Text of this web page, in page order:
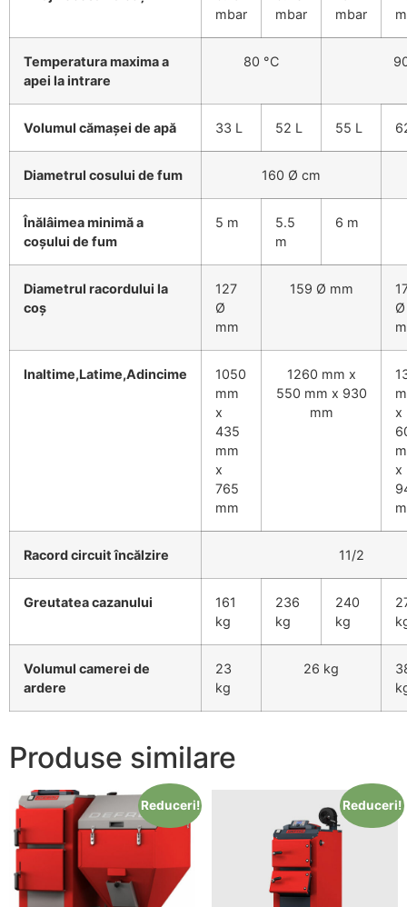
mbar
mbar
mbar
Temperatura maxima a
apei la intrare
80 °C
Volumul cămașei de apă 33 L 52 L 55 L
Diametrul cosului de fum 160 Ø cm
Înălâimea minimă a
coșului de fum
5 m
5.5
m
6 m
Diametrul racordului la
coş
127
Ø
mm
159 Ø mm
Ø
Inaltime,Latime,Adincime
1050
mm
x
435
mm
x
765
mm
1260 mm x
550 mm x 930
mm
x
x
Racord circuit încălzire 11/2
Greutatea cazanului
161
kg
236
kg
240
kg
Volumul camerei de
ardere
23
kg
26 kg
Produse similare
Reduceri! Reduceri!